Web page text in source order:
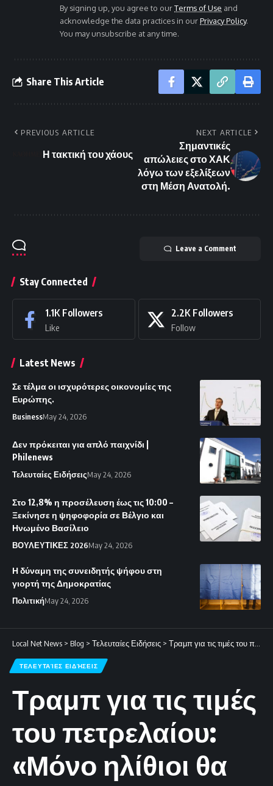
By signing up, you agree to ourTerms of Use and
acknowledge the data practices in ourPrivacy Policy.
You may unsubscribe at any time.
Share This Article
PREVIOUS ARTICLE
Η τακτική του χάους
NEXT ARTICLE
Σημαντικές
απώλειες στο ΧΑΚ
λόγω των εξελίξεων
στη Μέση Ανατολή.
Leave a Comment
Stay Connected
1.1K Followers
Like
2.2K Followers
Follow
Latest News
Σε τέλμα οι ισχυρότερες οικονομίες της
Ευρώπης.
BusinessMay 24, 2026
Δεν πρόκειται για απλό παιχνίδι |
Philenews
Τελευταίες ΕιδήσειςMay 24, 2026
Στο 12,8% η προσέλευση έως τις 10:00 –
Ξεκίνησε η ψηφοφορία σε Βέλγιο και
Ηνωμένο Βασίλειο
ΒΟΥΛΕΥΤΙΚΕΣ 2026May 24, 2026
Η δύναμη της συνειδητής ψήφου στη
γιορτή της Δημοκρατίας
ΠολιτικήMay 24, 2026
Local Net News > Blog > Τελευταίες Ειδήσεις > Τραμπ για τις τιμές του πετρελαίου: «Μόνο ηλίθιοι θα πίστευαν κάτι άλλο»
ΤΕΛΕΥΤΑΊΕΣ ΕΙΔΉΣΕΙΣ
Τραμπ για τις τιμές
του πετρελαίου:
«Μόνο ηλίθιοι θα